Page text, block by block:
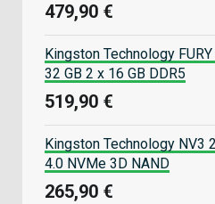
479,90 €
Kingston Technology
32 GB 2 x 16 GB DDR5
519,90 €
Kingston Technology NV3
4.0 NVMe 3D NAND
265,90 €